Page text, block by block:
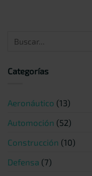
Categorías
Aeronáutico (13)
Automoción (52)
Construcción (10)
Defensa (7)